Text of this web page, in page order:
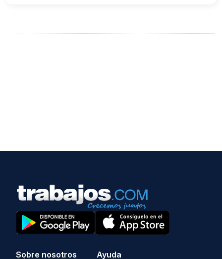
Sobre nosotros Ayuda